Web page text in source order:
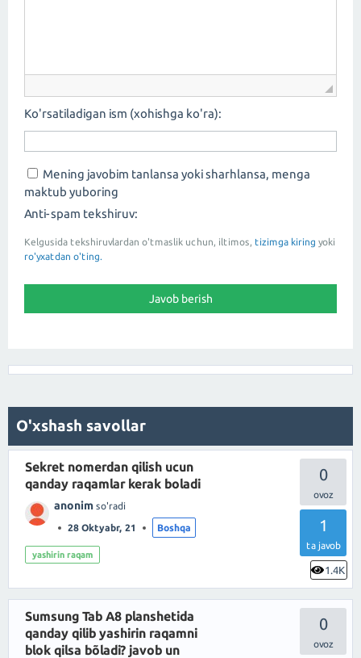
Ko'rsatiladigan ism (xohishga ko'ra):
Mening javobim tanlansa yoki sharhlansa, menga
maktub yuboring
Anti-spam tekshiruv:
Kelgusida tekshiruvlardan o'tmaslik uchun, iltimos, tizimga kiring yoki
ro'yxatdan o'ting.
O'xshash savollar
0
1
ta javob
1.4K
Sekret nomerdan qilish ucun
qanday raqamlar kerak boladi
anonim so'radi
28 Oktyabr, 21 Boshqa
yashirin raqam
0
Sumsung Tab A8 planshetida
qanday qilib yashirin raqamni
blok qilsa bõladi? javob un